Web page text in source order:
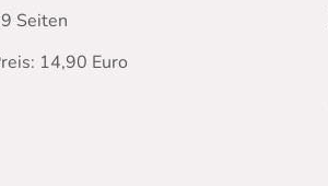
Seiten
14,90 Euro